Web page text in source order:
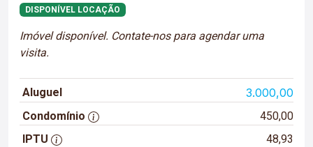
DISPONÍVEL LOCAÇÃO
Imóvel disponível. Contate-nos para agendar uma
visita.
Aluguel 3.000,00
Condomínio
450,00
IPTU
48,93